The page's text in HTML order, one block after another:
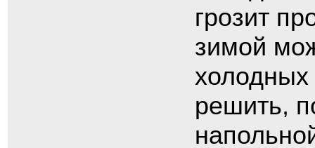
грозит
зимой
холодных
решить,